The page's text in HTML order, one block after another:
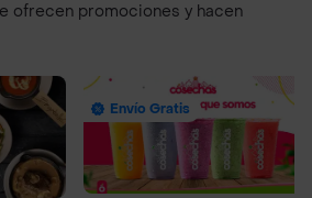
ofrecen promociones y hacen
Envío Gratis